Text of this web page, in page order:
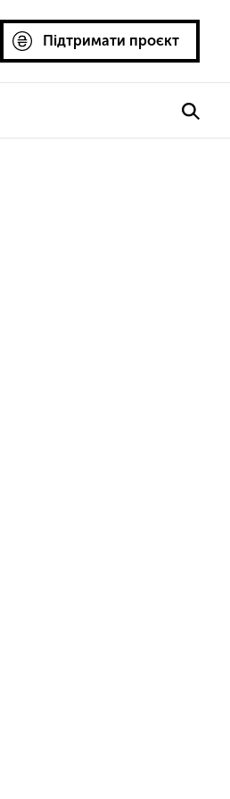
Підтримати проєкт